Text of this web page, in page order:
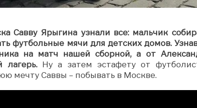
Савву Ярыгина узнали все: мальчик
футбольные мячи для детских домов.
на матч нашей сборной, а от
лагерь.Ну а затем эстафету от
мечту Саввы – побывать в Москве.